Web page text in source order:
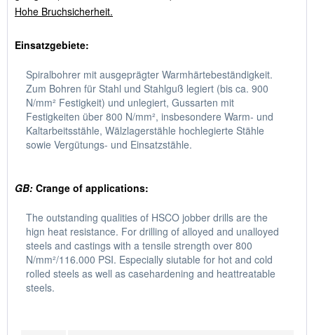
Hohe Bruchsicherheit.
Einsatzgebiete:
Spiralbohrer mit ausgeprägter Warmhärtebeständigkeit.
Zum Bohren für Stahl und Stahlguß legiert (bis ca. 900
N/mm² Festigkeit) und unlegiert, Gussarten mit
Festigkeiten über 800 N/mm², insbesondere Warm- und
Kaltarbeitsstähle, Wälzlagerstähle hochlegierte Stähle
sowie Vergütungs- und Einsatzstähle.
GB: Crange of applications:
The outstanding qualities of HSCO jobber drills are the
hign heat resistance. For drilling of alloyed and unalloyed
steels and castings with a tensile strength over 800
N/mm²/116.000 PSI. Especially siutable for hot and cold
rolled steels as well as casehardening and heattreatable
steels.